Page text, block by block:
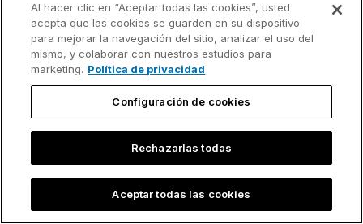
Plantillas de diapositivas
Imágenes e iconos
Administrar contenido de biblioteca
think-cell Assist
API de think-cell
Guía de implementación
Al hacer clic en “Aceptar todas las cookies”, usted
acepta que las cookies se guarden en su dispositivo
para mejorar la navegación del sitio, analizar el uso del
mismo, y colaborar con nuestros estudios para
marketing. Política de privacidad
Configuración de cookies
Rechazarlas todas
Aceptar todas las cookies